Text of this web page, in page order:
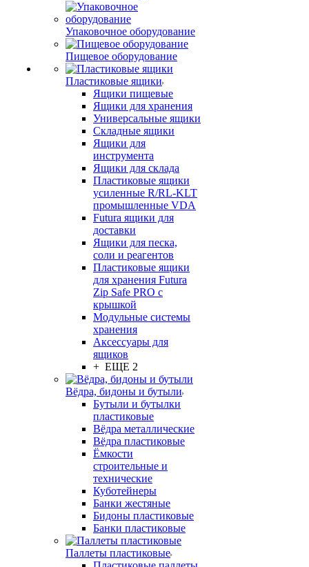
Упаковочное оборудование
Пищевое оборудование
Пластиковые ящики
Ящики пищевые
Ящики для хранения
Универсальные ящики
Складные ящики
Ящики для
инструмента
Ящики для склада
Пластиковые ящики
усиленные R/RL-KLT
промышленные VDA
Futura ящики для
доставки
Ящики для песка,
соли и реагентов
Пластиковые ящики
для хранения Futura
Zip Safe PRO с
крышкой
Модульные системы
хранения
Аксессуары для
ящиков
+ ЕЩЕ 2
Вёдра, бидоны и бутыли
Бутыли и бутылки
пластиковые
Вёдра металлические
Вёдра пластиковые
Ёмкости
строительные и
технические
Куботейнеры
Банки жестяные
Бидоны пластиковые
Банки пластиковые
Паллеты пластиковые